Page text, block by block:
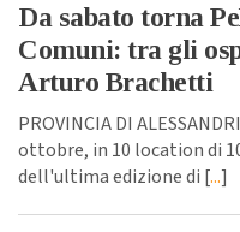
Da sabato torna
Comuni: tra gli
Arturo Brachetti
PROVINCIA DI
ottobre, in 10 location di
dell'ultima edizione di [...]